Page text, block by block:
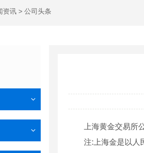
资讯 > 公司头条
上海黄金交易所公
注:上海金是以人民